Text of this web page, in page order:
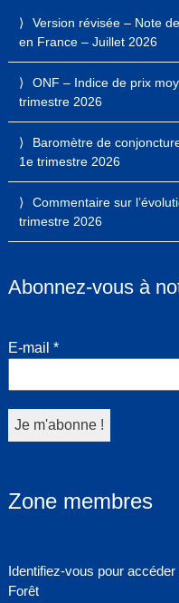
Version révisée – Note
en France – Juillet 2026
ONF – Indice de prix
trimestre 2026
Baromètre de
1e trimestre 2026
Commentaire sur
trimestre 2026
Abonnez-vous à
E-mail *
Zone membres
Identifiez-vous pour
Forêt